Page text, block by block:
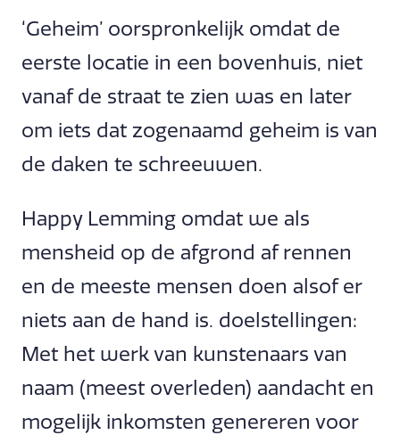
‘Geheim’ oorspronkelijk omdat de
eerste locatie in een bovenhuis, niet
vanaf de straat te zien was en later
om iets dat zogenaamd geheim is van
de daken te schreeuwen.
Happy Lemming omdat we als
mensheid op de afgrond af rennen
en de meeste mensen doen alsof er
niets aan de hand is. doelstellingen:
Met het werk van kunstenaars van
naam (meest overleden) aandacht en
mogelijk inkomsten genereren voor